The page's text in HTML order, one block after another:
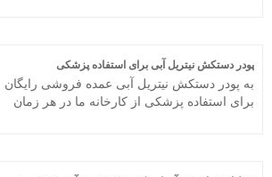
پودر دستکش نیتریل آبی برای استفاده پزشکی
به پودر دستکش نیتریل آبی عمده فروشی رایگان
برای استفاده پزشکی از کارخانه ما در هر زمان
پزشکی آبی بدون پودر در چین است.